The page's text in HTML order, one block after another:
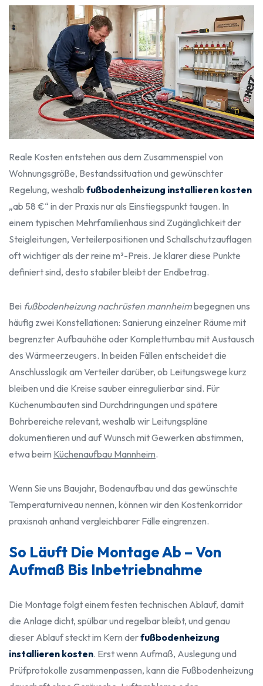
Reale Kosten entstehen aus dem Zusammenspiel von
Wohnungsgröße, Bestandssituation und gewünschter
Regelung, weshalb fußbodenheizung installieren kosten
„ab 58 €“ in der Praxis nur als Einstiegspunkt taugen. In
einem typischen Mehrfamilienhaus sind Zugänglichkeit der
Steigleitungen, Verteilerpositionen und Schallschutzauflagen
oft wichtiger als der reine m²-Preis. Je klarer diese Punkte
definiert sind, desto stabiler bleibt der Endbetrag.
Bei fußbodenheizung nachrüsten mannheimbegegnen uns
häufig zwei Konstellationen: Sanierung einzelner Räume mit
begrenzter Aufbauhöhe oder Komplettumbau mit Austausch
des Wärmeerzeugers. In beiden Fällen entscheidet die
Anschlusslogik am Verteiler darüber, ob Leitungswege kurz
bleiben und die Kreise sauber einregulierbar sind. Für
Küchenumbauten sind Durchdringungen und spätere
Bohrbereiche relevant, weshalb wir Leitungspläne
dokumentieren und auf Wunsch mit Gewerken abstimmen,
etwa beim Küchenaufbau Mannheim.
Wenn Sie uns Baujahr, Bodenaufbau und das gewünschte
Temperaturniveau nennen, können wir den Kostenkorridor
praxisnah anhand vergleichbarer Fälle eingrenzen.
So Läuft Die Montage Ab – Von
Aufmaß Bis Inbetriebnahme
Die Montage folgt einem festen technischen Ablauf, damit
die Anlage dicht, spülbar und regelbar bleibt, und genau
dieser Ablauf steckt im Kern derfußbodenheizung
installieren kosten. Erst wenn Aufmaß, Auslegung und
Prüfprotokolle zusammenpassen, kann die Fußbodenheizung